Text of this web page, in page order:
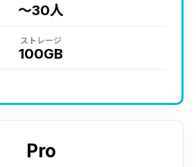
～30人
ストレージ
100GB
Pro